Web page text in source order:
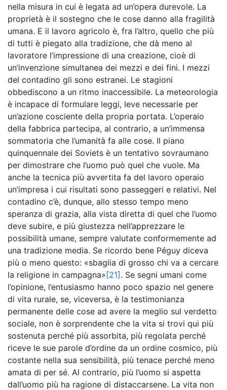
nella misura in cui è legata ad un’opera durevole. La
proprietà è il sostegno che le cose danno alla fragilità
umana. E il lavoro agricolo è, fra l’altro, quello che più
di tutti è piegato alla tradizione, che dà meno al
lavoratore l’impressione di una creazione, cioè di
un’invenzione simultanea dei mezzi e dei fini. I mezzi
del contadino gli sono estranei. Le stagioni
obbediscono a un ritmo inaccessibile. La meteorologia
è incapace di formulare leggi, leve necessarie per
un’azione cosciente della propria portata. L’operaio
della fabbrica partecipa, al contrario, a un’immensa
sommatoria che l’umanità fa alle cose. Il piano
quinquennale dei Soviets è un tentativo sovraumano
per dimostrare che l’uomo può quel che vuole. Ma
anche la tecnica più avvertita fa del lavoro operaio
un’impresa i cui risultati sono passeggeri e relativi. Nel
contadino c’è, dunque, allo stesso tempo meno
speranza di grazia, alla vista diretta di quel che l’uomo
deve subire, e più giustezza nell’apprezzare le
possibilità umane, sempre valutate conformemente ad
una tradizione media. Se ricordo bene Péguy diceva
più o meno questo: «sbaglia di grosso chi va a cercare
la religione in campagna»[21]. Se segni umani come
l’opinione, l’entusiasmo hanno poco spazio nel genere
di vita rurale, se, viceversa, è la testimonianza
permanente delle cose ad avere la meglio sul verdetto
sociale, non è sorprendente che la vita si trovi qui più
sostenuta perché più assorbita, più regolata perché
riceve le sue parole d’ordine da un ordine cosmico, più
costante nella sua sensibilità, più tenace perché meno
amata di per sé. Al contrario, più l’uomo si aspetta
dall’uomo più ha ragione di distaccarsene. La vita non